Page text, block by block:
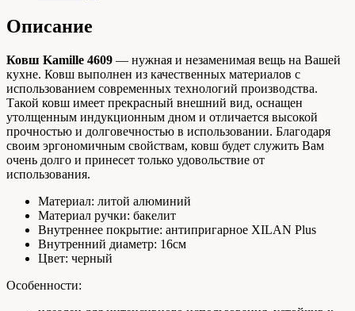
Описание
Ковш Kamille 4609 — нужная и незаменимая вещь на Вашей
кухне. Ковш выполнен из качественных материалов с
использованием современных технологий производства.
Такой ковш имеет прекрасный внешний вид, оснащен
утолщенным индукционным дном и отличается высокой
прочностью и долговечностью в использовании. Благодаря
своим эргономичным свойствам, ковш будет служить Вам
очень долго и принесет только удовольствие от
использования.
Материал: литой алюминий
Материал ручки: бакелит
Внутреннее покрытие: антипригарное XILAN Plus
Внутренний диаметр: 16см
Цвет: черный
Особенности: